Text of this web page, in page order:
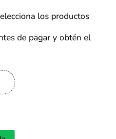
los productos
de pagar y obtén el